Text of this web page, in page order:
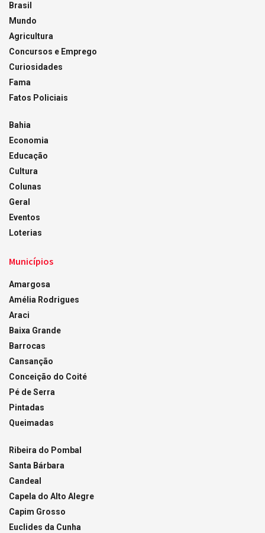
Brasil
Mundo
Agricultura
Concursos e Emprego
Curiosidades
Fama
Fatos Policiais
Bahia
Economia
Educação
Cultura
Colunas
Geral
Eventos
Loterias
Municípios
Amargosa
Amélia Rodrigues
Araci
Baixa Grande
Barrocas
Cansanção
Conceição do Coité
Pé de Serra
Pintadas
Queimadas
Ribeira do Pombal
Santa Bárbara
Candeal
Capela do Alto Alegre
Capim Grosso
Euclides da Cunha